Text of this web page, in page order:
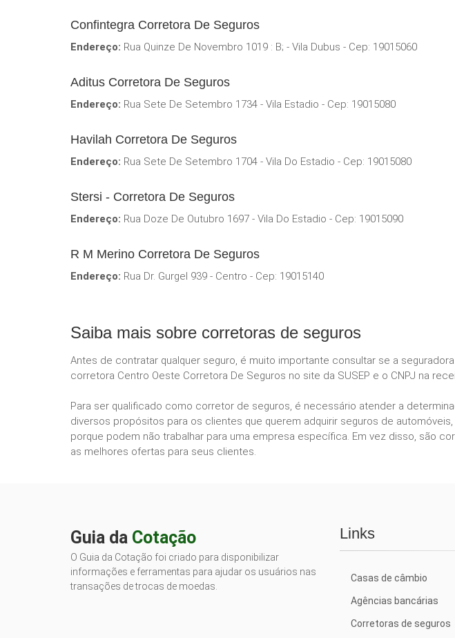
Confintegra Corretora De Seguros
Endereço: Rua Quinze De Novembro 1019 : B; - Vila Dubus - Cep: 19015060
Aditus Corretora De Seguros
Endereço: Rua Sete De Setembro 1734 - Vila Estadio - Cep: 19015080
Havilah Corretora De Seguros
Endereço: Rua Sete De Setembro 1704 - Vila Do Estadio - Cep: 19015080
Stersi - Corretora De Seguros
Endereço: Rua Doze De Outubro 1697 - Vila Do Estadio - Cep: 19015090
R M Merino Corretora De Seguros
Endereço: Rua Dr. Gurgel 939 - Centro - Cep: 19015140
Saiba mais sobre corretoras de seguros
Antes de contratar qualquer seguro, é muito importante consultar se a
corretora Centro Oeste Corretora De Seguros no site da SUSEP e o CNPJ na
Para ser qualificado como corretor de seguros, é necessário atender a
diversos propósitos para os clientes que querem adquirir seguros de
porque podem não trabalhar para uma empresa específica. Em vez disso, são
as melhores ofertas para seus clientes.
Guia da Cotação
O Guia da Cotação foi criado para disponibilizar
informações e ferramentas para ajudar os usuários nas
transações de trocas de moedas.
Links
Casas de câmbio
Agências bancárias
Corretoras de seguros